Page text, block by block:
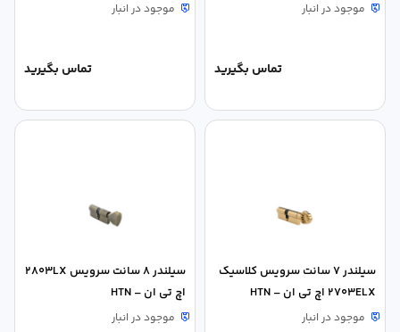
موجود در انبار
تماس بگیرید
موجود در انبار
تماس بگیرید
سیلندر 7 سانت سرویس کلاسیک
2703ELX اچ تی ان – HTN
موجود در انبار
سیلندر 8 سانت سرویس 2803LX
اچ تی ان – HTN
موجود در انبار